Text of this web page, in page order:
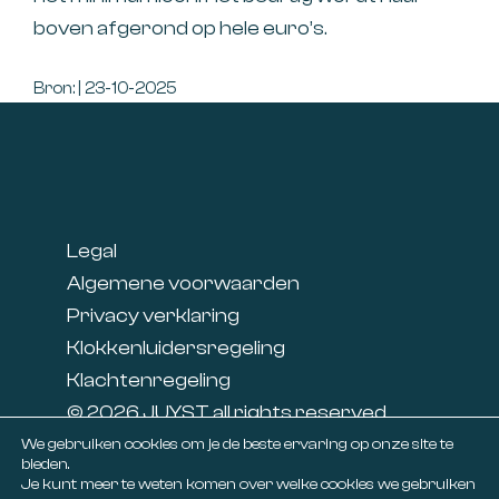
boven afgerond op hele euro’s.
Bron: | 23-10-2025
Legal
Algemene voorwaarden
Privacy verklaring
Klokkenluidersregeling
Klachtenregeling
© 2026 JUYST all rights reserved
Linkedin
Facebook
We gebruiken cookies om je de beste ervaring op onze site te
bieden.
Je kunt meer te weten komen over welke cookies we gebruiken